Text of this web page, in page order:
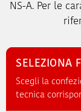
NS-A. Per le
SELEZIONA
Scegli la
tecnica